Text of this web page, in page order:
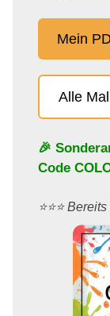
Mein
Alle
🎉
Code
⭐️⭐️⭐️